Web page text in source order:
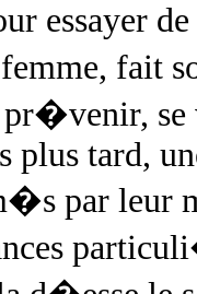
essayer
fait
se
tard,
par leur